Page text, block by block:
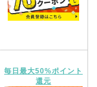
毎日最大50%ポイント
還元